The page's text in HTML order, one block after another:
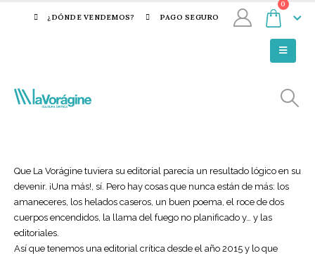
¿DÓNDE VENDEMOS? PAGO SEGURO
0
Que La Vorágine tuviera su editorial parecía un resultado lógico en su
devenir. ¡Una más!, sí. Pero hay cosas que nunca están de más: los
amaneceres, los helados caseros, un buen poema, el roce de dos
cuerpos encendidos, la llama del fuego no planificado y… y las
editoriales.
Así que tenemos una editorial crítica desde el año 2015 y lo que